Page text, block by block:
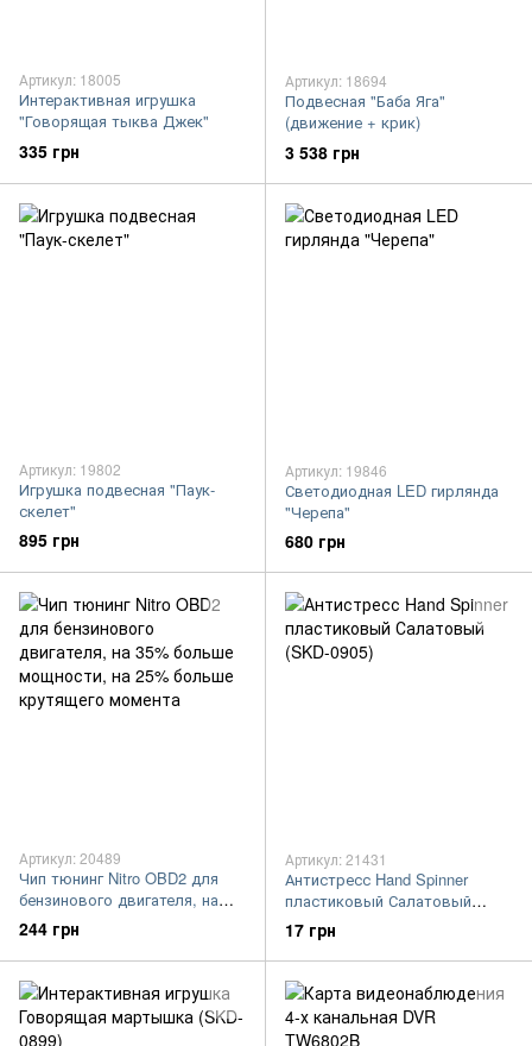
Артикул: 18005
Интерактивная игрушка
"Говорящая тыква Джек"
335 грн
Артикул: 18694
Подвесная "Баба Яга"
(движение + крик)
3 538 грн
Артикул: 19802
Игрушка подвесная "Паук-
скелет"
895 грн
Артикул: 19846
Светодиодная LED гирлянда
"Черепа"
680 грн
Артикул: 20489
Чип тюнинг Nitro OBD2 для
бензинового двигателя, на
35% больше мощности, на
25% больше крутящего
момента
244 грн
Артикул: 21431
Антистресс Hand Spinner
пластиковый Салатовый
(SKD-0905)
17 грн